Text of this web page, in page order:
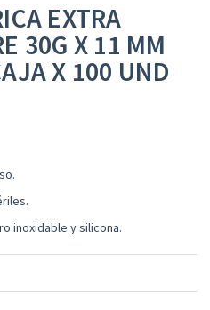
EXTRA
30G X 11 MM
X 100 UND
inoxidable y silicona.